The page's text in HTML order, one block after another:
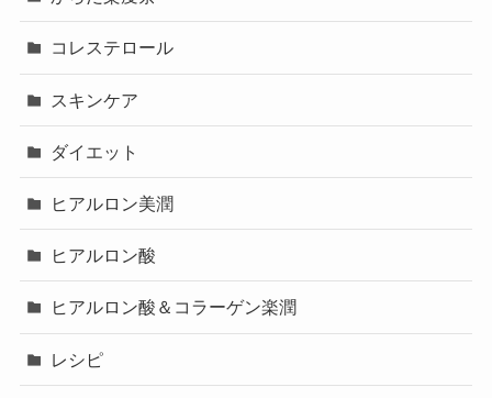
コレステロール
スキンケア
ダイエット
ヒアルロン美潤
ヒアルロン酸
ヒアルロン酸＆コラーゲン楽潤
レシピ